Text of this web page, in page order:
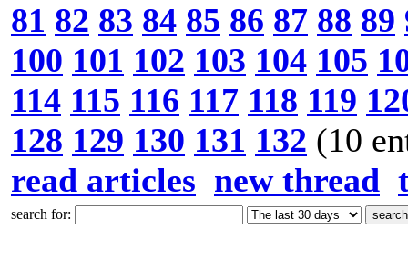
81 82 83 84 85 86 87 88 89
100 101 102 103 104 105
114 115 116 117 118 119
128 129 130 131 132 (10
read articles new thread
search for: